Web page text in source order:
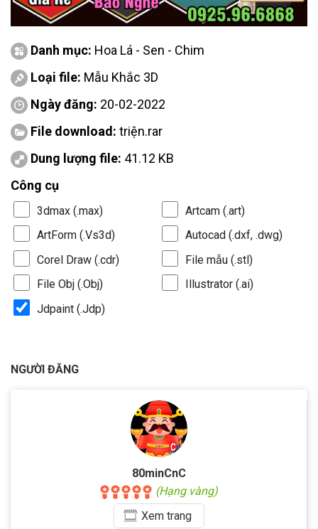
Danh mục: Hoa Lá - Sen - Chim
Loại file: Mẫu Khắc 3D
Ngày đăng: 20-02-2022
File download: triện.rar
Dung lượng file: 41.12 KB
Công cụ
3dmax (.max)
Artcam (.art)
ArtForm (.Vs3d)
Autocad (.dxf, .dwg)
Corel Draw (.cdr)
File mẫu (.stl)
File Obj (.Obj)
Illustrator (.ai)
Jdpaint (.Jdp)
NGƯỜI ĐĂNG
80minCnC
(Hạng vàng)
Xemtrang